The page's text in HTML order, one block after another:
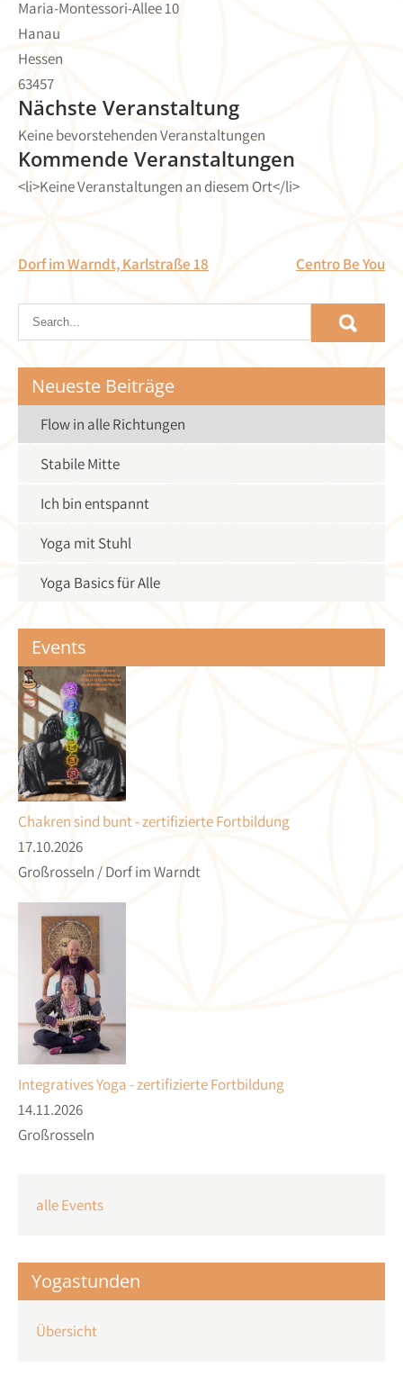
Maria-Montessori-Allee 10
Hanau
Hessen
63457
Nächste Veranstaltung
Keine bevorstehenden Veranstaltungen
Kommende Veranstaltungen
<li>Keine Veranstaltungen an diesem Ort</li>
Beitragsnavigation
Dorf im Warndt, Karlstraße 18 Centro Be You
Neueste Beiträge
Flow in alle Richtungen
Stabile Mitte
Ich bin entspannt
Yoga mit Stuhl
Yoga Basics für Alle
Events
Chakren sind bunt - zertifizierte Fortbildung
17.10.2026
Großrosseln / Dorf im Warndt
Integratives Yoga - zertifizierte Fortbildung
14.11.2026
Großrosseln
alle Events
Yogastunden
Übersicht